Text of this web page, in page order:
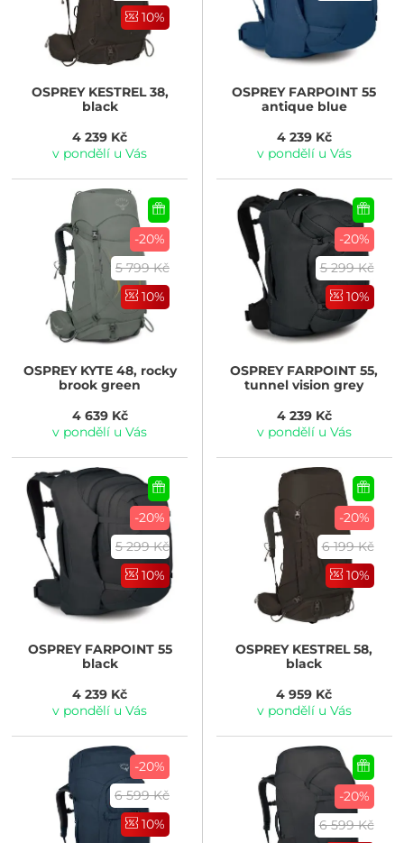
10%
OSPREYKESTREL 38,
black
4 239 Kč
v pondělí u Vás
OSPREYFARPOINT 55
antique blue
4 239 Kč
v pondělí u Vás
-20%
5 799 Kč
10%
OSPREYKYTE 48, rocky
brook green
4 639 Kč
v pondělí u Vás
-20%
5 299 Kč
10%
OSPREYFARPOINT 55,
tunnel vision grey
4 239 Kč
v pondělí u Vás
-20%
5 299 Kč
10%
OSPREYFARPOINT 55
black
4 239 Kč
v pondělí u Vás
-20%
6 199 Kč
10%
OSPREYKESTREL 58,
black
4 959 Kč
v pondělí u Vás
-20%
6 599 Kč
10%
-20%
6 599 Kč